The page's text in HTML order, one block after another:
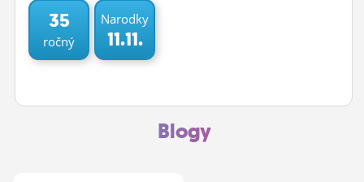
MÔJ PROFIL
NASTAVENIA
35
ročný
Narodky
11.11.
Blogy